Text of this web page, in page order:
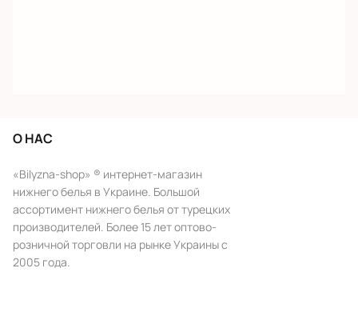
О НАС
«Bilyzna-shop» ® интернет-магазин
нижнего белья в Украине. Большой
ассортимент нижнего белья от турецких
производителей. Более 15 лет оптово-
розничной торговли на рынке Украины с
2005 года.